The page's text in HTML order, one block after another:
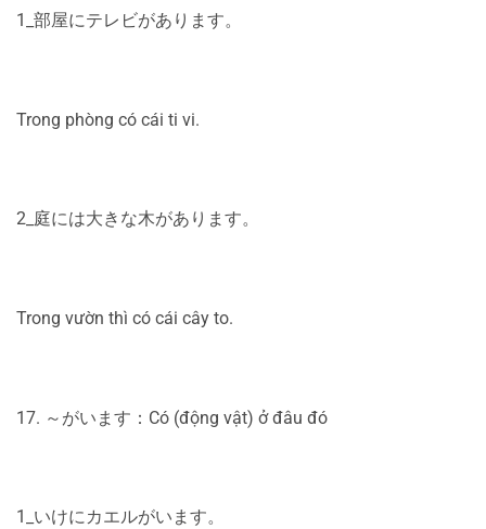
1_部屋にテレビがあります。
Trong phòng có cái ti vi.
2_庭には大きな木があります。
Trong vườn thì có cái cây to.
17. ～がいます：Có (động vật) ở đâu đó
1_いけにカエルがいます。